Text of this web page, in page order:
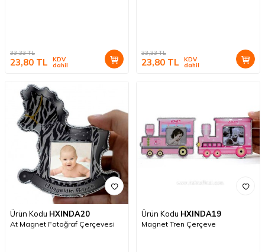
33,33TL
23,80 TL KDV
dahil
33,33TL
23,80 TL KDV
dahil
Ürün Kodu HXINDA20
At Magnet Fotoğraf Çerçevesi
Ürün Kodu HXINDA19
Magnet Tren Çerçeve